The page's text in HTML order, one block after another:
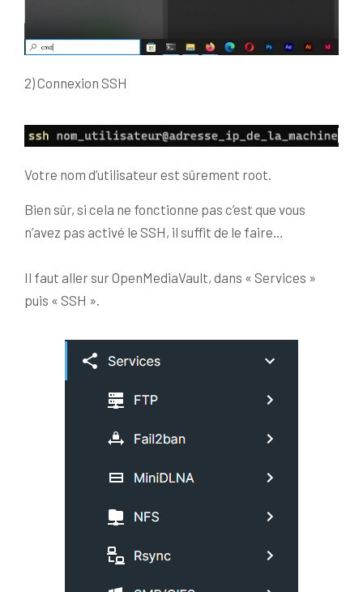
2) Connexion SSH
Votre nom d’utilisateur est sûrement root.
Bien sûr, si cela ne fonctionne pas c’est que vous
n’avez pas activé le SSH, il suffit de le faire…
Il faut aller sur OpenMediaVault, dans « Services »
puis « SSH ».